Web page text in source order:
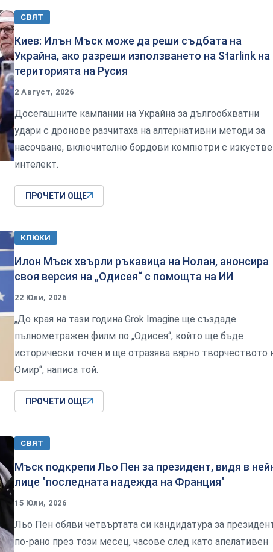
СВЯТ
Киев: Илън Мъск може да реши съдбата на
Украйна, ако разреши използването на Starlink на
територията на Русия
2 Август, 2026
Досегашните кампании на Украйна за дългообхватни
удари с дронове разчитаха на алтернативни методи за
насочване, включително бордови компютри с
интелект.
ПРОЧЕТИ ОЩЕ
КЛЮКИ
Илон Мъск хвърли ръкавица на Нолан, анонсира
своя версия на „Одисея“ с помощта на ИИ
22 Юли, 2026
„До края на тази година Grok Imagine ще създаде
пълнометражен филм по „Одисея“, който ще бъде
исторически точен и ще отразява вярно творчеството
Омир“, написа той.
ПРОЧЕТИ ОЩЕ
СВЯТ
Мъск подкрепи Льо Пен за президент, видя в
лице "последната надежда на Франция"
15 Юли, 2026
Льо Пен обяви четвъртата си кандидатура за
по-рано през този месец, часове след като апелативен